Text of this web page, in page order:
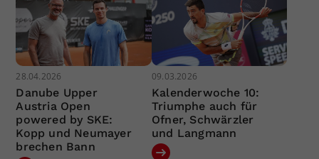
28.04.2026
Danube Upper
Austria Open
powered by SKE:
Kopp und Neumayer
brechen Bann
09.03.2026
Kalenderwoche 10:
Triumphe auch für
Ofner, Schwärzler
und Langmann